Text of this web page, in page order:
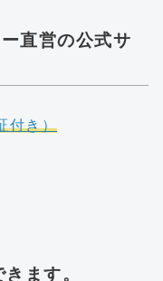
直営の公式サ
付き）
ます。